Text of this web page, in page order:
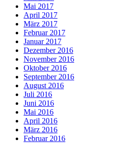
Mai 2017
April 2017
März 2017
Februar 2017
Januar 2017
Dezember 2016
November 2016
Oktober 2016
September 2016
August 2016
Juli 2016
Juni 2016
Mai 2016
April 2016
März 2016
Februar 2016